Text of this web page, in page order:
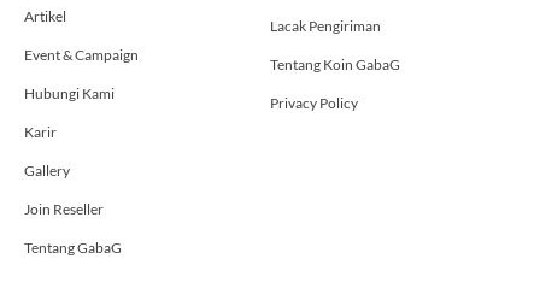
Artikel
Event & Campaign
Hubungi Kami
Karir
Gallery
Join Reseller
Tentang GabaG
Lacak Pengiriman
Tentang Koin GabaG
Privacy Policy